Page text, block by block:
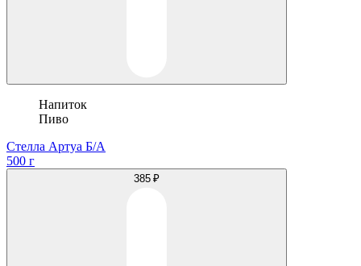
Напиток
Пиво
Стелла Артуа Б/А
500 г
385 ₽